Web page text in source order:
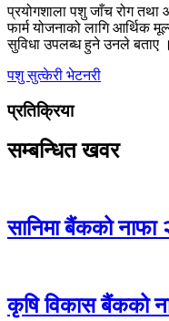
प्रयोगशाला पशु जाँच रोग तथा
फार्म योजनाको लागि आर्थिक
सुविधा उपलब्ध हुने उनले बताए ।
पशु सुत्केरी भेटनरी
प्रतिक्रिया
सम्बन्धित खवर
सानिमा बैंकको
कृषि विकास बैंकको